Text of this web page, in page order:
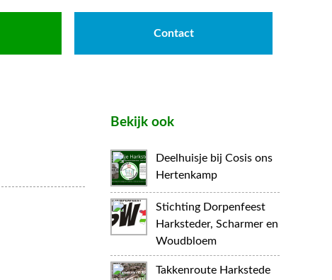
Contact
Bekijk ook
Deelhuisje bij Cosis ons
Hertenkamp
Stichting Dorpenfeest
Harksteder, Scharmer en
Woudbloem
Takkenroute Harkstede